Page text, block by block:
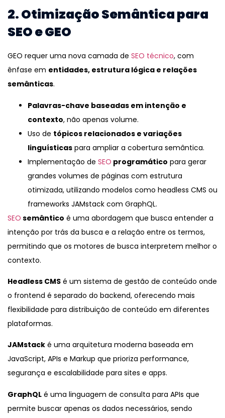
2. Otimização Semântica para
SEO e GEO
GEO requer uma nova camada de SEO técnico, com
ênfase em entidades, estrutura lógica e relações
semânticas.
Palavras-chave baseadas em intenção e
contexto, não apenas volume.
Uso de tópicos relacionados e variações
linguísticas para ampliar a cobertura semântica.
Implementação de SEO programático para gerar
grandes volumes de páginas com estrutura
otimizada, utilizando modelos como headless CMS ou
frameworks JAMstack com GraphQL.
SEO semântico é uma abordagem que busca entender a
intenção por trás da busca e a relação entre os termos,
permitindo que os motores de busca interpretem melhor o
contexto.
Headless CMS é um sistema de gestão de conteúdo onde
o frontend é separado do backend, oferecendo mais
flexibilidade para distribuição de conteúdo em diferentes
plataformas.
JAMstack é uma arquitetura moderna baseada em
JavaScript, APIs e Markup que prioriza performance,
segurança e escalabilidade para sites e apps.
GraphQL é uma linguagem de consulta para APIs que
permite buscar apenas os dados necessários, sendo